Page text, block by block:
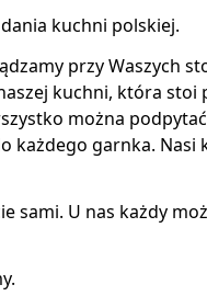
kuchni polskiej.
przy Waszych
kuchni, która stoi
można
każdego garnka. Nasi
sami. U nas każdy